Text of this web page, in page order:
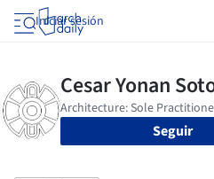
Iniciar sesión
Seguir